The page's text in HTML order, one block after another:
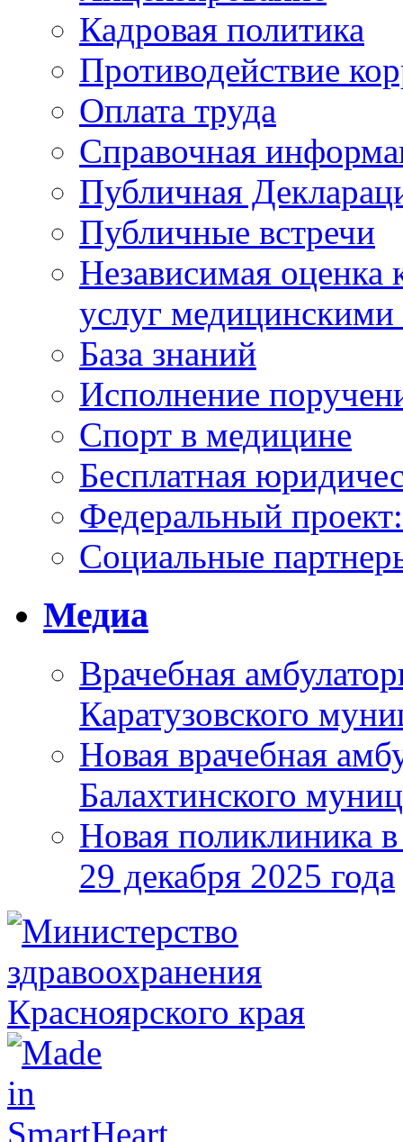
Кадровая политика
Противодействие
Оплата труда
Справочная
Публичная
Публичные встречи
Независимая оценка
услуг
База знаний
Исполнение
Спорт в медицине
Бесплатная
Федеральный
Социальные
Медиа
Врачебная
Каратузовского
Новая врачебная
Балахтинского
Новая поликлиника
29 декабря 2025 года